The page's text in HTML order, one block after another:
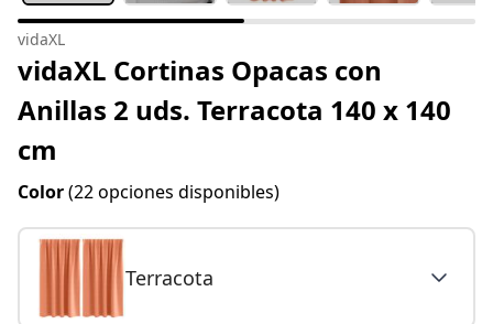
vidaXL
vidaXL Cortinas Opacas con
Anillas 2 uds. Terracota 140 x 140
cm
Color(22 opciones disponibles)
Terracota